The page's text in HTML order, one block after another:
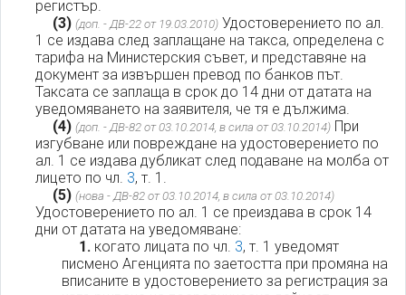
регистър.
(3) (доп. - ДВ-22 от 19.03.2010) Удостоверението по ал.
1 се издава след заплащане на такса, определена с
тарифа на Министерския съвет, и представяне на
документ за извършен превод по банков път.
Таксата се заплаща в срок до 14 дни от датата на
уведомяването на заявителя, че тя е дължима.
(4) (доп. - ДВ-82 от 03.10.2014, в сила от 03.10.2014) При
изгубване или повреждане на удостоверението по
ал. 1 се издава дубликат след подаване на молба от
лицето по чл. 3, т. 1.
(5) (нова - ДВ-82 от 03.10.2014, в сила от 03.10.2014)
Удостоверението по ал. 1 се преиздава в срок 14
дни от датата на уведомяване:
1.когато лицата по чл. 3, т. 1 уведомят
писмено Агенцията по заетостта при промяна на
вписаните в удостоверението за регистрация за